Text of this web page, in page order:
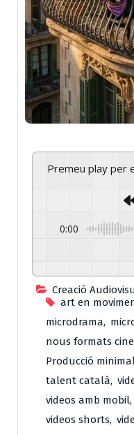
Premeu play
0:00
Creació
art en
microdrama,
nous formats
Producció
talent català,
videos amb mobil,
videos shorts,